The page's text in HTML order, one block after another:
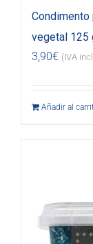
Condimento
vegetal 125
3,90€ (IVA
Añadir al